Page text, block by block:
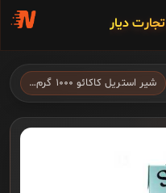
دیار
شیر استریل کاکائو ۱۰۰۰ گرم…